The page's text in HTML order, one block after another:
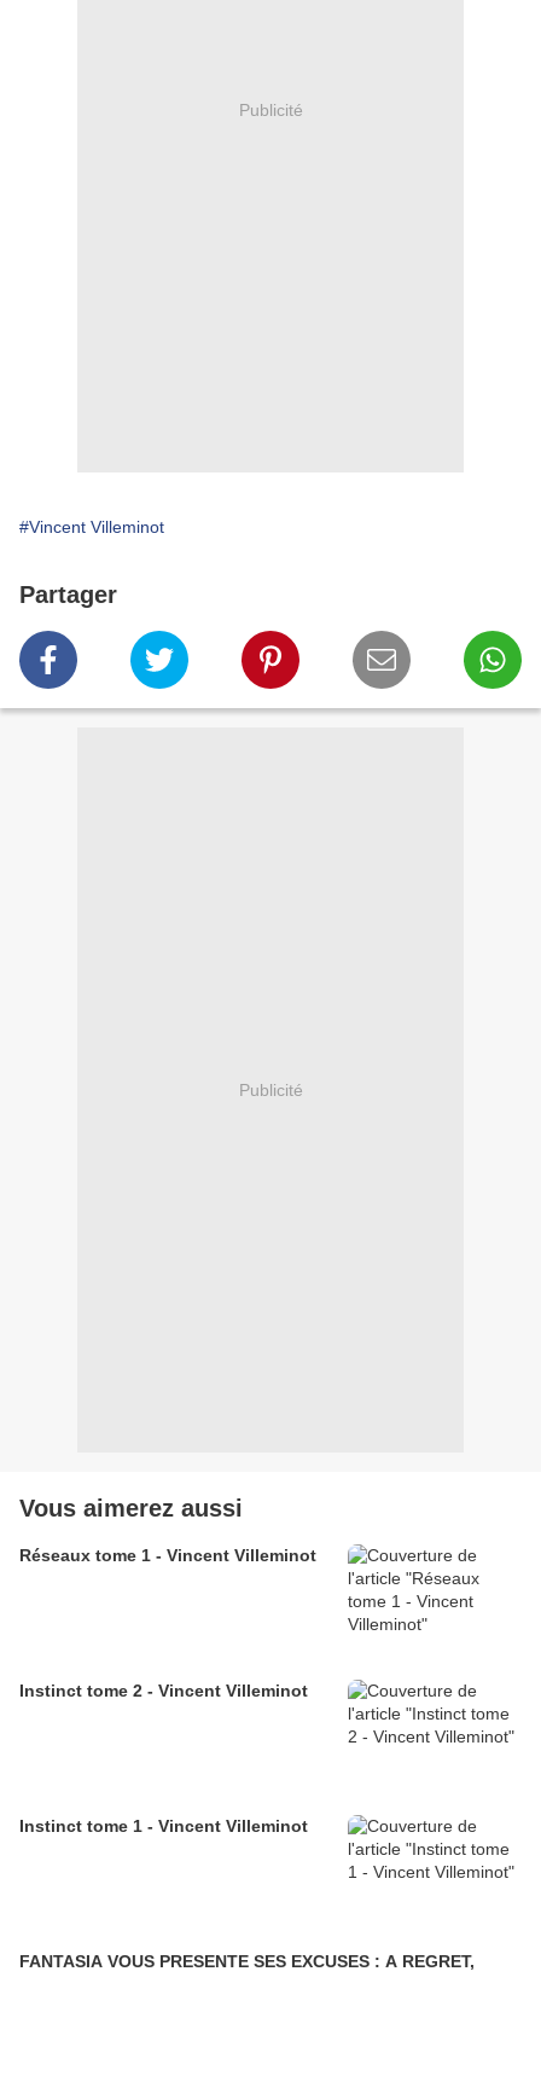
Publicité
#Vincent Villeminot
Partager
Publicité
Vous aimerez aussi
Réseaux tome 1 - Vincent Villeminot
Instinct tome 2 - Vincent Villeminot
Instinct tome 1 - Vincent Villeminot
FANTASIA VOUS PRESENTE SES EXCUSES : A REGRET,